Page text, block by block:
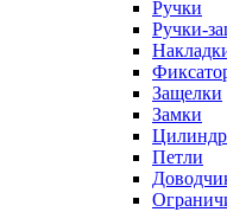
Ручки
Ручки-
Защелки
Замки
Петли